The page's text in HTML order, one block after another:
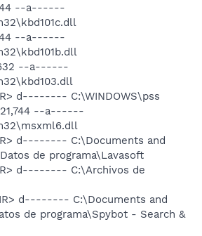
--a------
--a------
--a------
d-------- C:\WINDOWS\pss
--a------
d-------- C:\Documents and
de programa\Lavasoft
d-------- C:\Archivos de
d-------- C:\Documents and
de programa\Spybot - Search &